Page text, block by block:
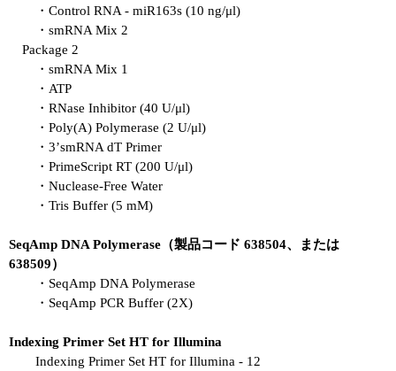
・Control RNA - miR163s (10 ng/μl)
・smRNA Mix 2
Package 2
・smRNA Mix 1
・ATP
・RNase Inhibitor (40 U/μl)
・Poly(A) Polymerase (2 U/μl)
・3’smRNA dT Primer
・PrimeScript RT (200 U/μl)
・Nuclease-Free Water
・Tris Buffer (5 mM)
SeqAmp DNA Polymerase（製品コード 638504、または
638509）
・SeqAmp DNA Polymerase
・SeqAmp PCR Buffer (2X)
Indexing Primer Set HT for Illumina
Indexing Primer Set HT for Illumina - 12